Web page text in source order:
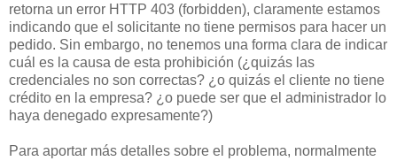
retorna un error HTTP 403 (forbidden), claramente estamos
indicando que el solicitante no tiene permisos para hacer un
pedido. Sin embargo, no tenemos una forma clara de indicar
cuál es la causa de esta prohibición (¿quizás las
credenciales no son correctas? ¿o quizás el cliente no tiene
crédito en la empresa? ¿o puede ser que el administrador lo
haya denegado expresamente?)
Para aportar más detalles sobre el problema, normalmente